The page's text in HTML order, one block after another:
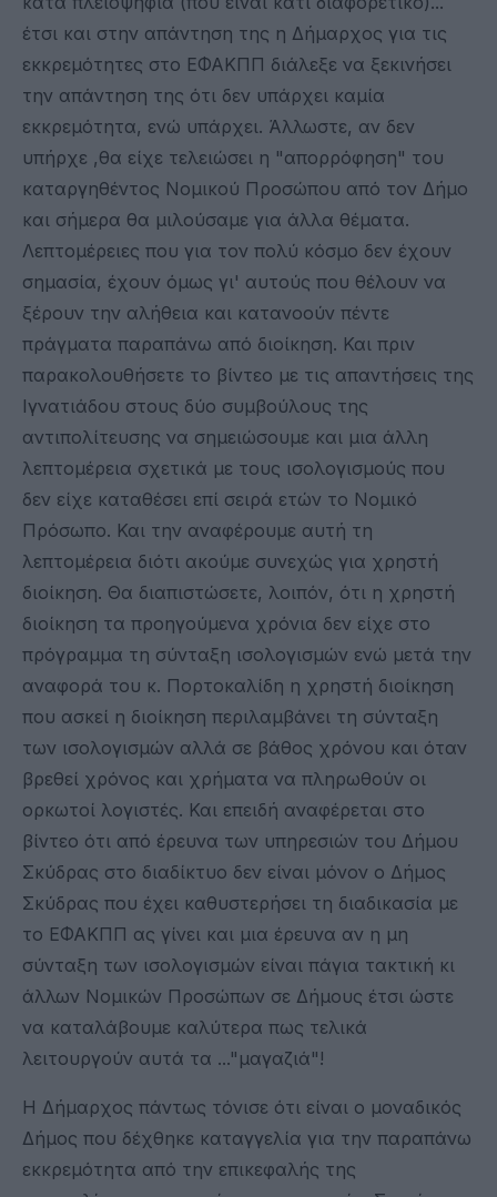
έτσι και στην απάντηση της η Δήμαρχος για τις
εκκρεμότητες στο ΕΦΑΚΠΠ διάλεξε να ξεκινήσει
την απάντηση της ότι δεν υπάρχει καμία
εκκρεμότητα, ενώ υπάρχει. Άλλωστε, αν δεν
υπήρχε ,θα είχε τελειώσει η "απορρόφηση" του
καταργηθέντος Νομικού Προσώπου από τον Δήμο
και σήμερα θα μιλούσαμε για άλλα θέματα.
Λεπτομέρειες που για τον πολύ κόσμο δεν έχουν
σημασία, έχουν όμως γι' αυτούς που θέλουν να
ξέρουν την αλήθεια και κατανοούν πέντε
πράγματα παραπάνω από διοίκηση. Και πριν
παρακολουθήσετε το βίντεο με τις απαντήσεις της
Ιγνατιάδου στους δύο συμβούλους της
αντιπολίτευσης να σημειώσουμε και μια άλλη
λεπτομέρεια σχετικά με τους ισολογισμούς που
δεν είχε καταθέσει επί σειρά ετών το Νομικό
Πρόσωπο. Και την αναφέρουμε αυτή τη
λεπτομέρεια διότι ακούμε συνεχώς για χρηστή
διοίκηση. Θα διαπιστώσετε, λοιπόν, ότι η χρηστή
διοίκηση τα προηγούμενα χρόνια δεν είχε στο
πρόγραμμα τη σύνταξη ισολογισμών ενώ μετά την
αναφορά του κ. Πορτοκαλίδη η χρηστή διοίκηση
που ασκεί η διοίκηση περιλαμβάνει τη σύνταξη
των ισολογισμών αλλά σε βάθος χρόνου και όταν
βρεθεί χρόνος και χρήματα να πληρωθούν οι
ορκωτοί λογιστές. Και επειδή αναφέρεται στο
βίντεο ότι από έρευνα των υπηρεσιών του Δήμου
Σκύδρας στο διαδίκτυο δεν είναι μόνον ο Δήμος
Σκύδρας που έχει καθυστερήσει τη διαδικασία με
το ΕΦΑΚΠΠ ας γίνει και μια έρευνα αν η μη
σύνταξη των ισολογισμών είναι πάγια τακτική κι
άλλων Νομικών Προσώπων σε Δήμους έτσι ώστε
να καταλάβουμε καλύτερα πως τελικά
λειτουργούν αυτά τα ..."μαγαζιά"!
Η Δήμαρχος πάντως τόνισε ότι είναι ο μοναδικός
Δήμος που δέχθηκε καταγγελία για την παραπάνω
εκκρεμότητα από την επικεφαλής της